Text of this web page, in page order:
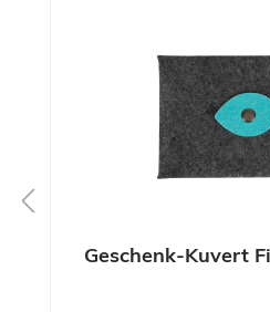
Geschenk-Kuvert